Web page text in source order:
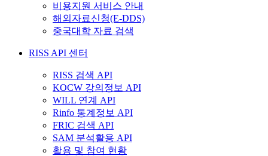
비용지원 서비스 안내
해외자료신청(E-DDS)
중국대학 자료 검색
RISS API 센터
RISS 검색 API
KOCW 강의정보 API
WILL 연계 API
Rinfo 통계정보 API
FRIC 검색 API
SAM 분석활용 API
활용 및 참여 현황